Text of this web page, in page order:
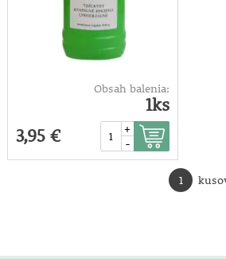
Obsah balenia:
1ks
3,95 €
+
-
1